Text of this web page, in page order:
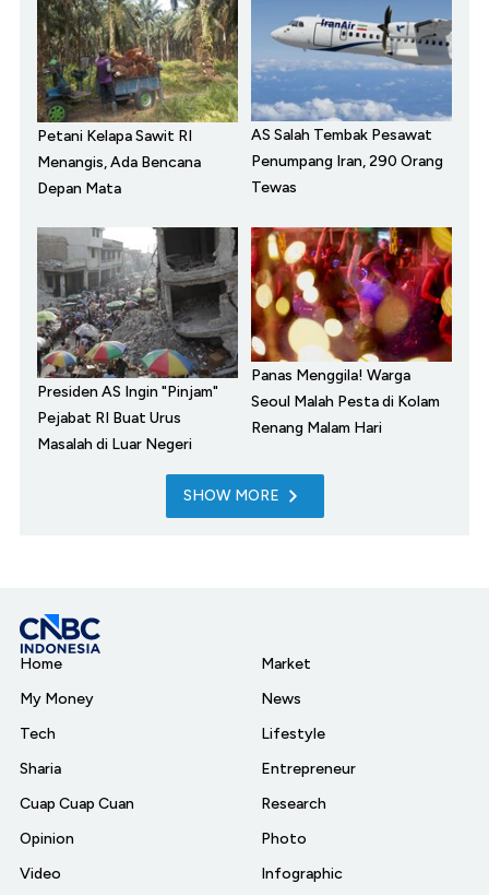
Petani Kelapa Sawit RI
Menangis, Ada Bencana
Depan Mata
AS Salah Tembak Pesawat
Penumpang Iran, 290 Orang
Tewas
Presiden AS Ingin "Pinjam"
Pejabat RI Buat Urus
Masalah di Luar Negeri
Panas Menggila! Warga
Seoul Malah Pesta di Kolam
Renang Malam Hari
SHOW MORE
Home
My Money
Tech
Sharia
Cuap Cuap Cuan
Opinion
Video
Market
News
Lifestyle
Entrepreneur
Research
Photo
Infographic